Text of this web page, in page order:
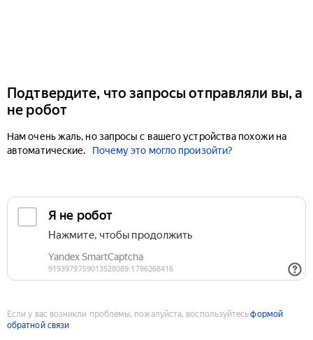
Подтвердите, что запросы отправляли вы, а
не робот
Нам очень жаль, но запросы с вашего устройства похожи на
автоматические.
Почему это могло произойти?
Если у вас возникли проблемы, пожалуйста, воспользуйтесьформой
обратной связи